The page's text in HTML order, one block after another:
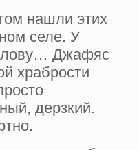
нашли этих
селе. У
Джафяс
храбро­сти
дерзкий.